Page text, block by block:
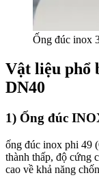
Ống đúc inox
Vật liệu phổ
DN40
1) Ống đúc
ống đúc inox phi 49
thành thấp, độ cứng
cao về khả năng